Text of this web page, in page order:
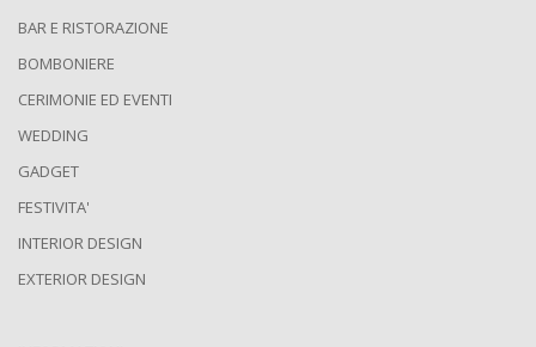
BAR E RISTORAZIONE
BOMBONIERE
CERIMONIE ED EVENTI
WEDDING
GADGET
FESTIVITA'
INTERIOR DESIGN
EXTERIOR DESIGN